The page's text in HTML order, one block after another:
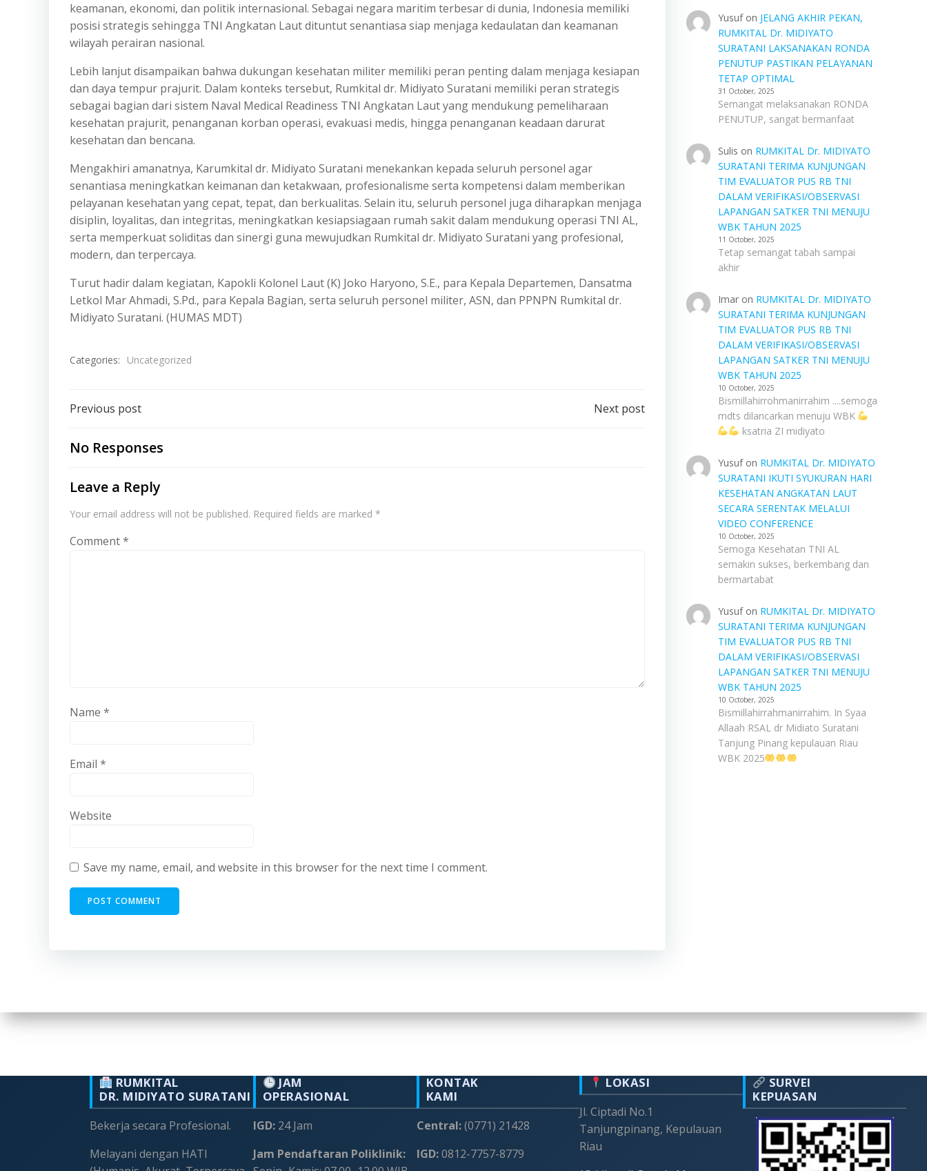
keamanan, ekonomi, dan politik internasional. Sebagai negara maritim terbesar di dunia, Indonesia memiliki
posisi strategis sehingga TNI Angkatan Laut dituntut senantiasa siap menjaga kedaulatan dan keamanan
wilayah perairan nasional.
Lebih lanjut disampaikan bahwa dukungan kesehatan militer memiliki peran penting dalam menjaga kesiapan
dan daya tempur prajurit. Dalam konteks tersebut, Rumkital dr. Midiyato Suratani memiliki peran strategis
sebagai bagian dari sistem Naval Medical Readiness TNI Angkatan Laut yang mendukung pemeliharaan
kesehatan prajurit, penanganan korban operasi, evakuasi medis, hingga penanganan keadaan darurat
kesehatan dan bencana.
Mengakhiri amanatnya, Karumkital dr. Midiyato Suratani menekankan kepada seluruh personel agar
senantiasa meningkatkan keimanan dan ketakwaan, profesionalisme serta kompetensi dalam memberikan
pelayanan kesehatan yang cepat, tepat, dan berkualitas. Selain itu, seluruh personel juga diharapkan menjaga
disiplin, loyalitas, dan integritas, meningkatkan kesiapsiagaan rumah sakit dalam mendukung operasi TNI AL,
serta memperkuat soliditas dan sinergi guna mewujudkan Rumkital dr. Midiyato Suratani yang profesional,
modern, dan terpercaya.
Turut hadir dalam kegiatan, Kapokli Kolonel Laut (K) Joko Haryono, S.E., para Kepala Departemen, Dansatma
Letkol Mar Ahmadi, S.Pd., para Kepala Bagian, serta seluruh personel militer, ASN, dan PPNPN Rumkital dr.
Midiyato Suratani. (HUMAS MDT)
Categories: Uncategorized
Post
navigation
Previous post Next post
No Responses
Leave a Reply
Your email address will not be published. Required fields are marked *
Comment*
Name *
Email *
Website
Save my name, email, and website in this browser for the next time I comment.
Yusufon JELANG AKHIR PEKAN,
RUMKITAL Dr. MIDIYATO
SURATANI LAKSANAKAN RONDA
PENUTUP PASTIKAN PELAYANAN
TETAP OPTIMAL
31 October, 2025
Semangat melaksanakan RONDA
PENUTUP, sangat bermanfaat
Sulis on RUMKITAL Dr. MIDIYATO
SURATANI TERIMA KUNJUNGAN
TIM EVALUATOR PUS RB TNI
DALAM VERIFIKASI/OBSERVASI
LAPANGAN SATKER TNI MENUJU
WBK TAHUN 2025
11 October, 2025
Tetap semangat tabah sampai
akhir
Imaron RUMKITAL Dr. MIDIYATO
SURATANI TERIMA KUNJUNGAN
TIM EVALUATOR PUS RB TNI
DALAM VERIFIKASI/OBSERVASI
LAPANGAN SATKER TNI MENUJU
WBK TAHUN 2025
10 October, 2025
Bismillahirrohmanirrahim ....semoga
mdts dilancarkan menuju WBK
ksatria ZI midiyato
Yusufon RUMKITAL Dr. MIDIYATO
SURATANI IKUTI SYUKURAN HARI
KESEHATAN ANGKATAN LAUT
SECARA SERENTAK MELALUI
VIDEO CONFERENCE
10 October, 2025
Semoga Kesehatan TNI AL
semakin sukses, berkembang dan
bermartabat
Yusufon RUMKITAL Dr. MIDIYATO
SURATANI TERIMA KUNJUNGAN
TIM EVALUATOR PUS RB TNI
DALAM VERIFIKASI/OBSERVASI
LAPANGAN SATKER TNI MENUJU
WBK TAHUN 2025
10 October, 2025
Bismillahirrahmanirrahim. In Syaa
Allaah RSAL dr Midiato Suratani
Tanjung Pinang kepulauan Riau
WBK 2025
RUMKITAL
DR. MIDIYATO SURATANI
Bekerja secara Profesional.
Melayani dengan HATI
JAM
OPERASIONAL
IGD:24 Jam
Jam Pendaftaran Poliklinik:
KONTAK
KAMI
Central:(0771) 21428
IGD:0812-7757-8779
LOKASI
Jl. Ciptadi No.1
Tanjungpinang, Kepulauan
Riau
SURVEI
KEPUASAN